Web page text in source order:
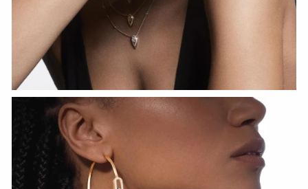
СМОТРЕТЬ СЕЙЧАС